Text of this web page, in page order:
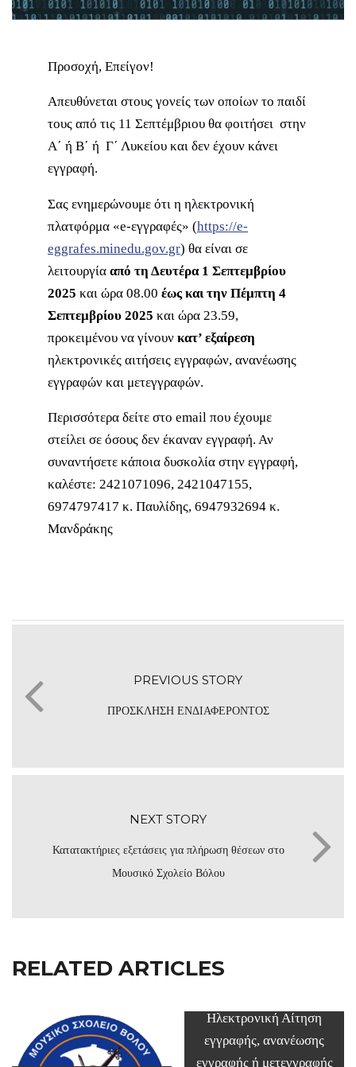
Προσοχή, Επείγον!
Απευθύνεται στους γονείς των οποίων το παιδί
τους από τις 11 Σεπτέμβριου θα φοιτήσει στην
Α΄ ή Β΄ ή Γ΄ Λυκείου και δεν έχουν κάνει
εγγραφή.
Σας ενημερώνουμε ότι η ηλεκτρονική
πλατφόρμα «e-εγγραφές» (https://e-
eggrafes.minedu.gov.gr) θα είναι σε
λειτουργία από τη Δευτέρα 1 Σεπτεμβρίου
2025 και ώρα 08.00 έως και την Πέμπτη 4
Σεπτεμβρίου 2025 και ώρα 23.59,
προκειμένου να γίνουν κατ’ εξαίρεση
ηλεκτρονικές αιτήσεις εγγραφών, ανανέωσης
εγγραφών και μετεγγραφών.
Περισσότερα δείτε στο email που έχουμε
στείλει σε όσους δεν έκαναν εγγραφή. Αν
συναντήσετε κάποια δυσκολία στην εγγραφή,
καλέστε: 2421071096, 2421047155,
6974797417 κ. Παυλίδης, 6947932694 κ.
Μανδράκης
PREVIOUS STORY
ΠΡΟΣΚΛΗΣΗ ΕΝΔΙΑΦΕΡΟΝΤΟΣ
NEXT STORY
Κατατακτήριες εξετάσεις για πλήρωση θέσεων στο
Μουσικό Σχολείο Βόλου
RELATED ARTICLES
Ηλεκτρονική Αίτηση
εγγραφής, ανανέωσης
εγγραφής ή μετεγγραφής